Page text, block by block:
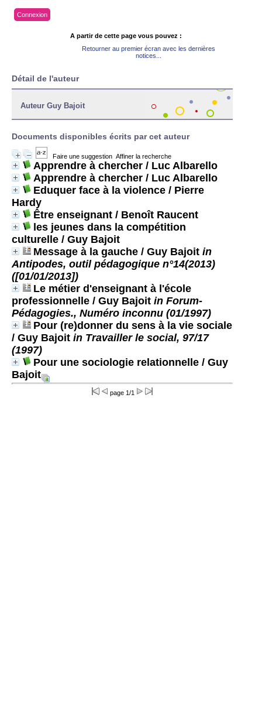
Connexion
A partir de cette page vous pouvez :
Retourner au premier écran avec les dernières
notices...
Détail de l'auteur
Auteur Guy Bajoit
Documents disponibles écrits par cet auteur
Faire une suggestion Affiner la recherche
Apprendre à chercher / Luc Albarello
Apprendre à chercher / Luc Albarello
Eduquer face à la violence / Pierre
Hardy
Être enseignant / Benoît Raucent
les jeunes dans la compétition
culturelle / Guy Bajoit
Message à la gauche / Guy Bajoit in
Antipodes, outil pédagogique n°14(2013)
([01/01/2013])
Le métier d'enseignant à l'école
professionnelle / Guy Bajoit in Forum-
Pédagogies., Numéro inconnu (01/1997)
Pour (re)donner du sens à la vie sociale
/ Guy Bajoit in Travailler le social, 97/17
(1997)
Pour une sociologie relationnelle / Guy
Bajoit
page 1/1